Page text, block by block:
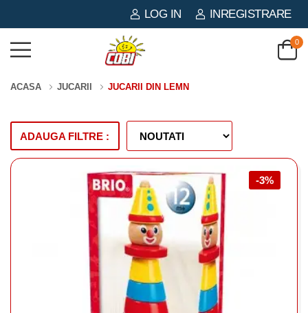
LOG IN INREGISTRARE
0
ACASA JUCARII JUCARII DIN LEMN
ADAUGA FILTRE :
-3%